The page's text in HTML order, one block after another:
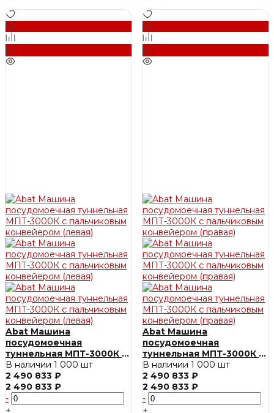
Abat Машина
посудомоечная
туннельная МПТ-3000К с
пальчиковым
конвейером (левая)
В наличии 1 000 шт
2 490 833 ₽
2 490 833 ₽
-
+
Abat Машина
посудомоечная
туннельная МПТ-3000К с
пальчиковым
конвейером (правая)
В наличии 1 000 шт
2 490 833 ₽
2 490 833 ₽
-
+